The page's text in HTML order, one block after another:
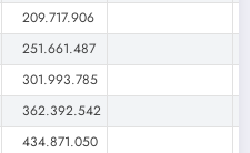
209.717.906
251.661.487
301.993.785
362.392.542
434.871.050